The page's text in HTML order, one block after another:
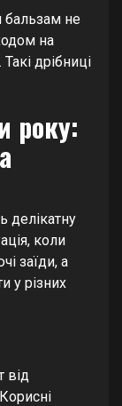
бальзам не
на
дрібниці
року:
делікатну
коли
заїди, а
у різних
від